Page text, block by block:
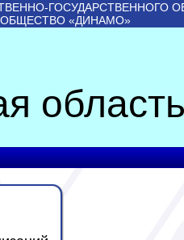
ГОСУДАРСТВЕННОГО
«ДИНАМО»
область